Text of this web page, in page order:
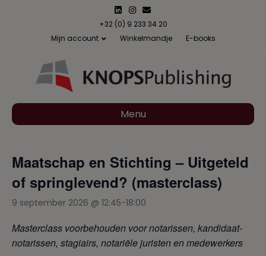
n
n
s
a
m
m
a
l
+32 (0) 9 233 34 20
Mijn account
Winkelmandje E-books
Menu
Maatschap en Stichting – Uitgeteld
of springlevend? (masterclass)
9 september 2026 @ 12:45-18:00
Masterclass voorbehouden voor notarissen, kandidaat-
notarissen, stagiairs, notariële juristen en medewerkers